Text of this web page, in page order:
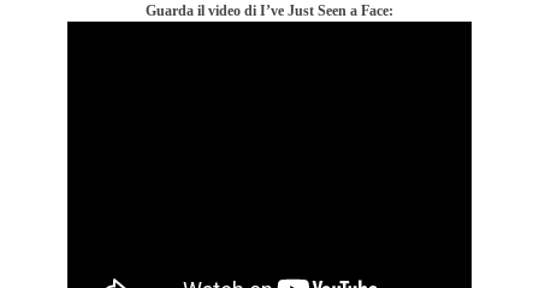
Guarda il video di I’ve Just Seen a Face: